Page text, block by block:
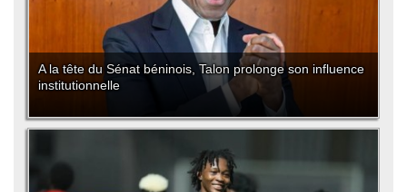
A la tête du Sénat béninois, Talon prolonge son influence
institutionnelle